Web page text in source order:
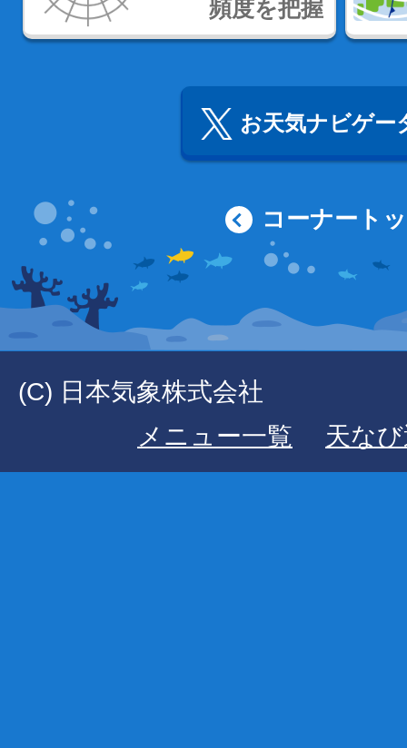
頻度を把握
お天気ナビゲー
コーナート
(C) 日本気象株式会社
メニュー一覧
天な